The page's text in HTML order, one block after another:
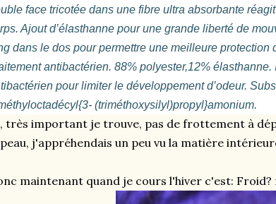
face tricotée dans une fibre ultra absorbante
Ajout d’élasthanne pour une grande liberté de
dans le dos pour permettre une meilleure protection
antibactérien. 88% polyester,12%
pour limiter le développement d’odeur.
(triméthoxysilyl)propyl}amonium.
très important je trouve, pas de frottement à
j'appréhendais un peu vu la matière
maintenant quand je cours l'hiver c'est: Froid?